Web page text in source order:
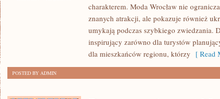
charakterem. Moda Wrocław nie
znanych atrakcji, ale pokazuje również
umykają podczas szybkiego zwiedzania.
inspirujący zarówno dla turystów
dla mieszkańców regionu, którzy [ Read
POSTED BY ADMIN